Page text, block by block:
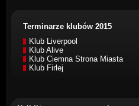
Terminarze klubów 2015
Klub Liverpool
Klub Alive
Klub Ciemna Strona Miasta
Klub Firlej